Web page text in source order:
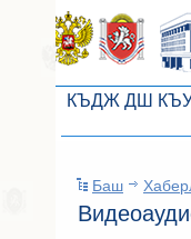
КЪДЖ ДШ
КъМДж ЮР
Депутатлар
Баш